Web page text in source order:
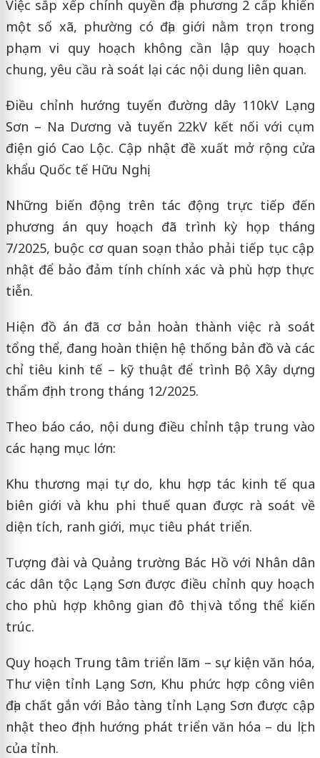
Việc sắp xếp chính quyền địa phương 2 cấp khiến
một số xã, phường có địa giới nằm trọn trong
phạm vi quy hoạch không cần lập quy hoạch
chung, yêu cầu rà soát lại các nội dung liên quan.
Điều chỉnh hướng tuyến đường dây 110kV Lạng
Sơn – Na Dương và tuyến 22kV kết nối với cụm
điện gió Cao Lộc. Cập nhật đề xuất mở rộng cửa
khẩu Quốc tế Hữu Nghị.
Những biến động trên tác động trực tiếp đến
phương án quy hoạch đã trình kỳ họp tháng
7/2025, buộc cơ quan soạn thảo phải tiếp tục cập
nhật để bảo đảm tính chính xác và phù hợp thực
tiễn.
Hiện đồ án đã cơ bản hoàn thành việc rà soát
tổng thể, đang hoàn thiện hệ thống bản đồ và các
chỉ tiêu kinh tế – kỹ thuật để trình Bộ Xây dựng
thẩm định trong tháng 12/2025.
Theo báo cáo, nội dung điều chỉnh tập trung vào
các hạng mục lớn:
Khu thương mại tự do, khu hợp tác kinh tế qua
biên giới và khu phi thuế quan được rà soát về
diện tích, ranh giới, mục tiêu phát triển.
Tượng đài và Quảng trường Bác Hồ với Nhân dân
các dân tộc Lạng Sơn được điều chỉnh quy hoạch
cho phù hợp không gian đô thị và tổng thể kiến
trúc.
Quy hoạch Trung tâm triển lãm – sự kiện văn hóa,
Thư viện tỉnh Lạng Sơn, Khu phức hợp công viên
địa chất gắn với Bảo tàng tỉnh Lạng Sơn được cập
nhật theo định hướng phát triển văn hóa – du lịch
của tỉnh.